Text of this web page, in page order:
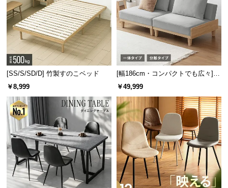
[SS/S/SD/D] 竹製すのこベッド
￥8,999
[幅186cm・コンパクトでも広々] 3
人掛けソファベッド リクライニン
￥49,999